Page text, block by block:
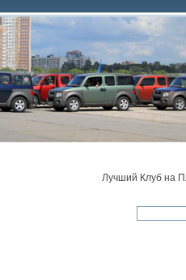
Лучший Клуб на